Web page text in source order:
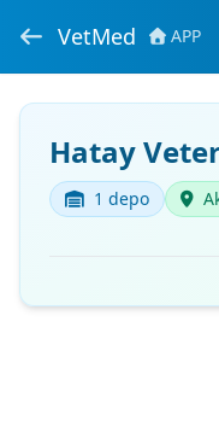
VetMed APP
Hatay
1 depo